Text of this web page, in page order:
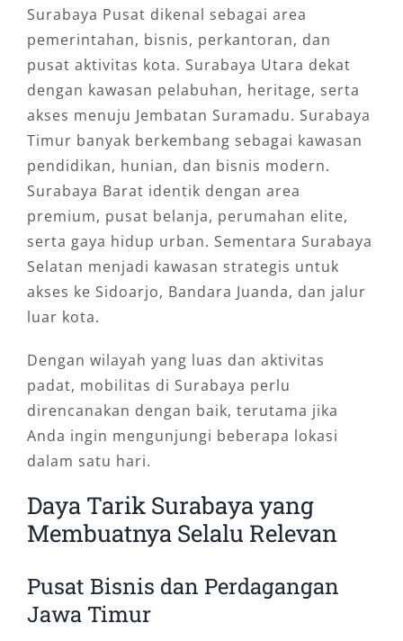
Surabaya Pusat dikenal sebagai area
pemerintahan, bisnis, perkantoran, dan
pusat aktivitas kota. Surabaya Utara dekat
dengan kawasan pelabuhan, heritage, serta
akses menuju Jembatan Suramadu. Surabaya
Timur banyak berkembang sebagai kawasan
pendidikan, hunian, dan bisnis modern.
Surabaya Barat identik dengan area
premium, pusat belanja, perumahan elite,
serta gaya hidup urban. Sementara Surabaya
Selatan menjadi kawasan strategis untuk
akses ke Sidoarjo, Bandara Juanda, dan jalur
luar kota.
Dengan wilayah yang luas dan aktivitas
padat, mobilitas di Surabaya perlu
direncanakan dengan baik, terutama jika
Anda ingin mengunjungi beberapa lokasi
dalam satu hari.
Daya Tarik Surabaya yang
Membuatnya Selalu Relevan
Pusat Bisnis dan Perdagangan
Jawa Timur